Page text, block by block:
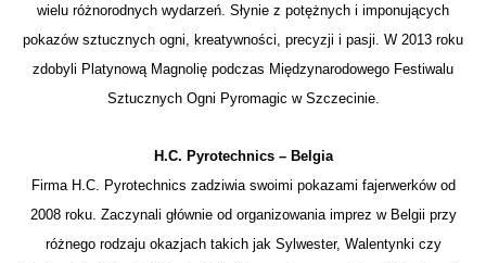
wielu różnorodnych wydarzeń. Słynie z potężnych i imponujących
pokazów sztucznych ogni, kreatywności, precyzji i pasji. W 2013 roku
zdobyli Platynową Magnolię podczas Międzynarodowego Festiwalu
Sztucznych Ogni Pyromagic w Szczecinie.
H.C. Pyrotechnics – Belgia
Firma H.C. Pyrotechnics zadziwia swoimi pokazami fajerwerków od
2008 roku. Zaczynali głównie od organizowania imprez w Belgii przy
różnego rodzaju okazjach takich jak Sylwester, Walentynki czy